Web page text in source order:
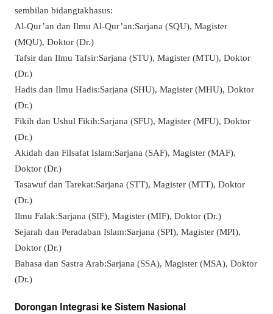
sembilan bidangtakhasus:
Al-Qur’an dan Ilmu Al-Qur’an:Sarjana (SQU), Magister
(MQU), Doktor (Dr.)
Tafsir dan Ilmu Tafsir:Sarjana (STU), Magister (MTU), Doktor
(Dr.)
Hadis dan Ilmu Hadis:Sarjana (SHU), Magister (MHU), Doktor
(Dr.)
Fikih dan Ushul Fikih:Sarjana (SFU), Magister (MFU), Doktor
(Dr.)
Akidah dan Filsafat Islam:Sarjana (SAF), Magister (MAF),
Doktor (Dr.)
Tasawuf dan Tarekat:Sarjana (STT), Magister (MTT), Doktor
(Dr.)
Ilmu Falak:Sarjana (SIF), Magister (MIF), Doktor (Dr.)
Sejarah dan Peradaban Islam:Sarjana (SPI), Magister (MPI),
Doktor (Dr.)
Bahasa dan Sastra Arab:Sarjana (SSA), Magister (MSA), Doktor
(Dr.)
Dorongan Integrasi ke Sistem Nasional